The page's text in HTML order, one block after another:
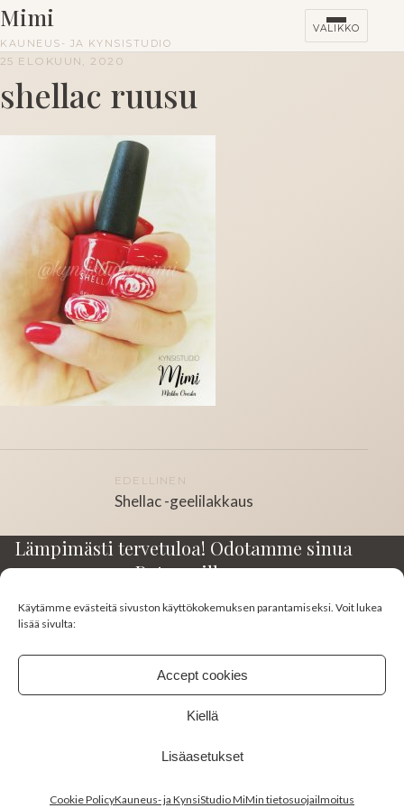
Käytämme evästeitä sivuston käyttökokemuksen parantamiseksi. Voit lukea
lisää sivulta:
Accept cookies
Kiellä
Lisäasetukset
Cookie PolicyKauneus- ja KynsiStudio MiMin tietosuojailmoitus
Mimi
KAUNEUS- JA KYNSISTUDIO
VALIKKO
25 ELOKUUN, 2020
shellac ruusu
ArtikkelienEDELLINEN
Shellac -geelilakkaus
Lämpimästi tervetuloa! Odotamme sinua
Rotuaarilla.
Kirkkokatu 23-25 A3
045 130 0383
studiomimi10@gmail.com